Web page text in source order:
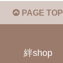
PAGE TOP
絆shop